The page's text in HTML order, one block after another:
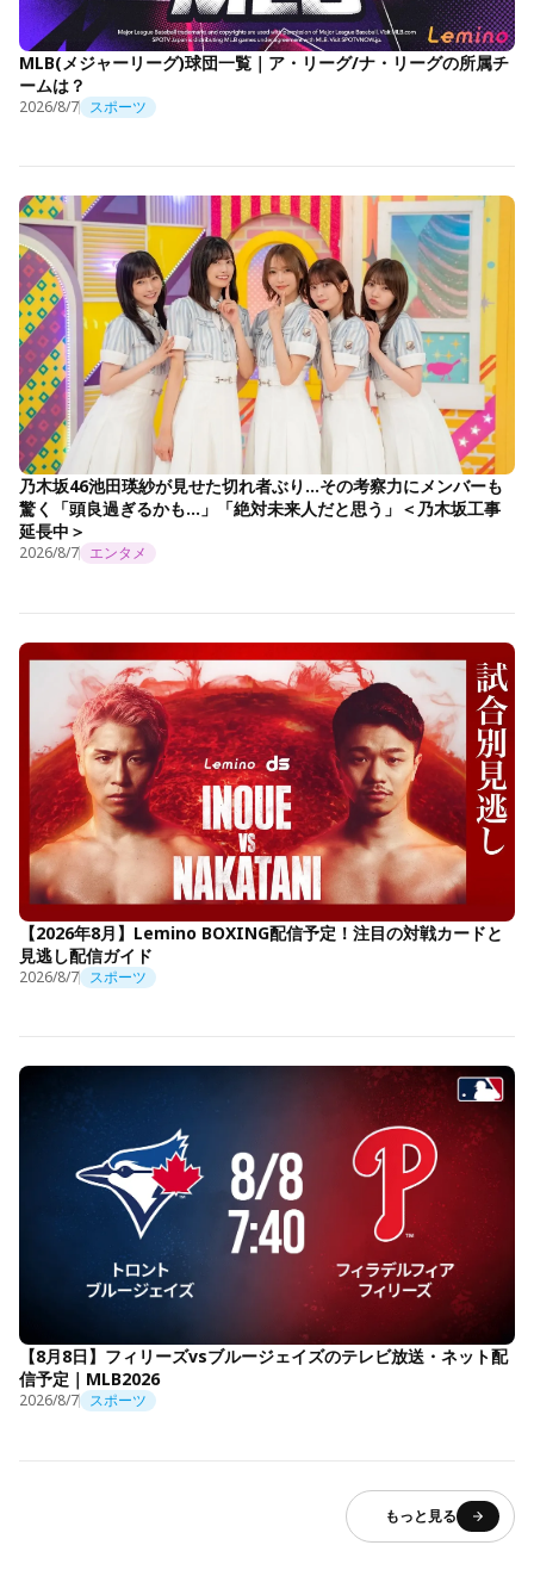
MLB(メジャーリーグ)球団一覧｜ア・リーグ/ナ・リーグの所属チ
ームは？
2026/8/7 スポーツ
乃木坂46池田瑛紗が見せた切れ者ぶり…その考察力にメンバーも
驚く「頭良過ぎるかも…」「絶対未来人だと思う」＜乃木坂工事
延長中＞
2026/8/7 エンタメ
【2026年8月】Lemino BOXING配信予定！注目の対戦カードと
見逃し配信ガイド
2026/8/7 スポーツ
【8月8日】フィリーズvsブルージェイズのテレビ放送・ネット配
信予定｜MLB2026
2026/8/7 スポーツ
もっと見る